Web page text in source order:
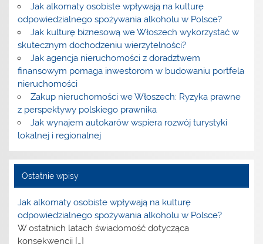
Jak alkomaty osobiste wpływają na kulturę
odpowiedzialnego spożywania alkoholu w Polsce?
Jak kulturę biznesową we Włoszech wykorzystać w
skutecznym dochodzeniu wierzytelności?
Jak agencja nieruchomości z doradztwem
finansowym pomaga inwestorom w budowaniu portfela
nieruchomości
Zakup nieruchomości we Włoszech: Ryzyka prawne
z perspektywy polskiego prawnika
Jak wynajem autokarów wspiera rozwój turystyki
lokalnej i regionalnej
Ostatnie wpisy
Jak alkomaty osobiste wpływają na kulturę
odpowiedzialnego spożywania alkoholu w Polsce?
W ostatnich latach świadomość dotycząca
konsekwencji […]